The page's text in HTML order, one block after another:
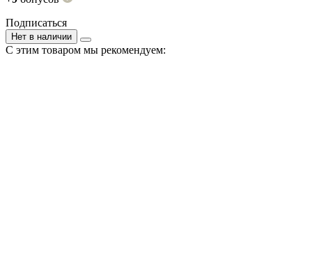
Подписаться
Нет в наличии
С этим товаром мы рекомендуем: